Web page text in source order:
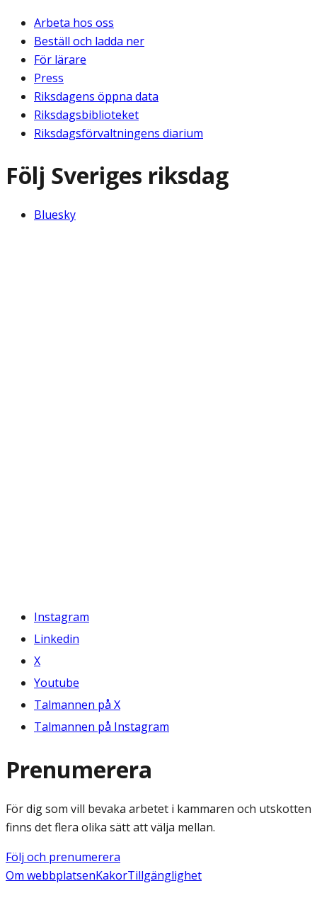
Arbeta hos oss
Beställ och ladda ner
För lärare
Press
Riksdagens öppna data
Riksdagsbiblioteket
Riksdagsförvaltningens diarium
Följ Sveriges riksdag
Bluesky
Instagram
Linkedin
X
Youtube
Talmannen på X
Talmannen på Instagram
Prenumerera
För dig som vill bevaka arbetet i kammaren och utskotten
finns det flera olika sätt att välja mellan.
Följ och prenumerera
Om webbplatsenKakorTillgänglighet